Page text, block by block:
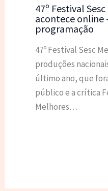
47º Festival
acontece online
programação
47º Festival Sesc
produções
último ano, que
público e a crítica
Melhores…